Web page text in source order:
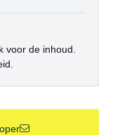
voor de inhoud.